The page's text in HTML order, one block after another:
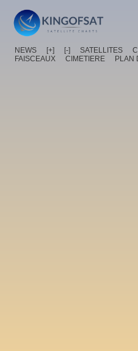
NEWS [+] [-] SATELLITES
FAISCEAUX
CIMETIERE PLAN